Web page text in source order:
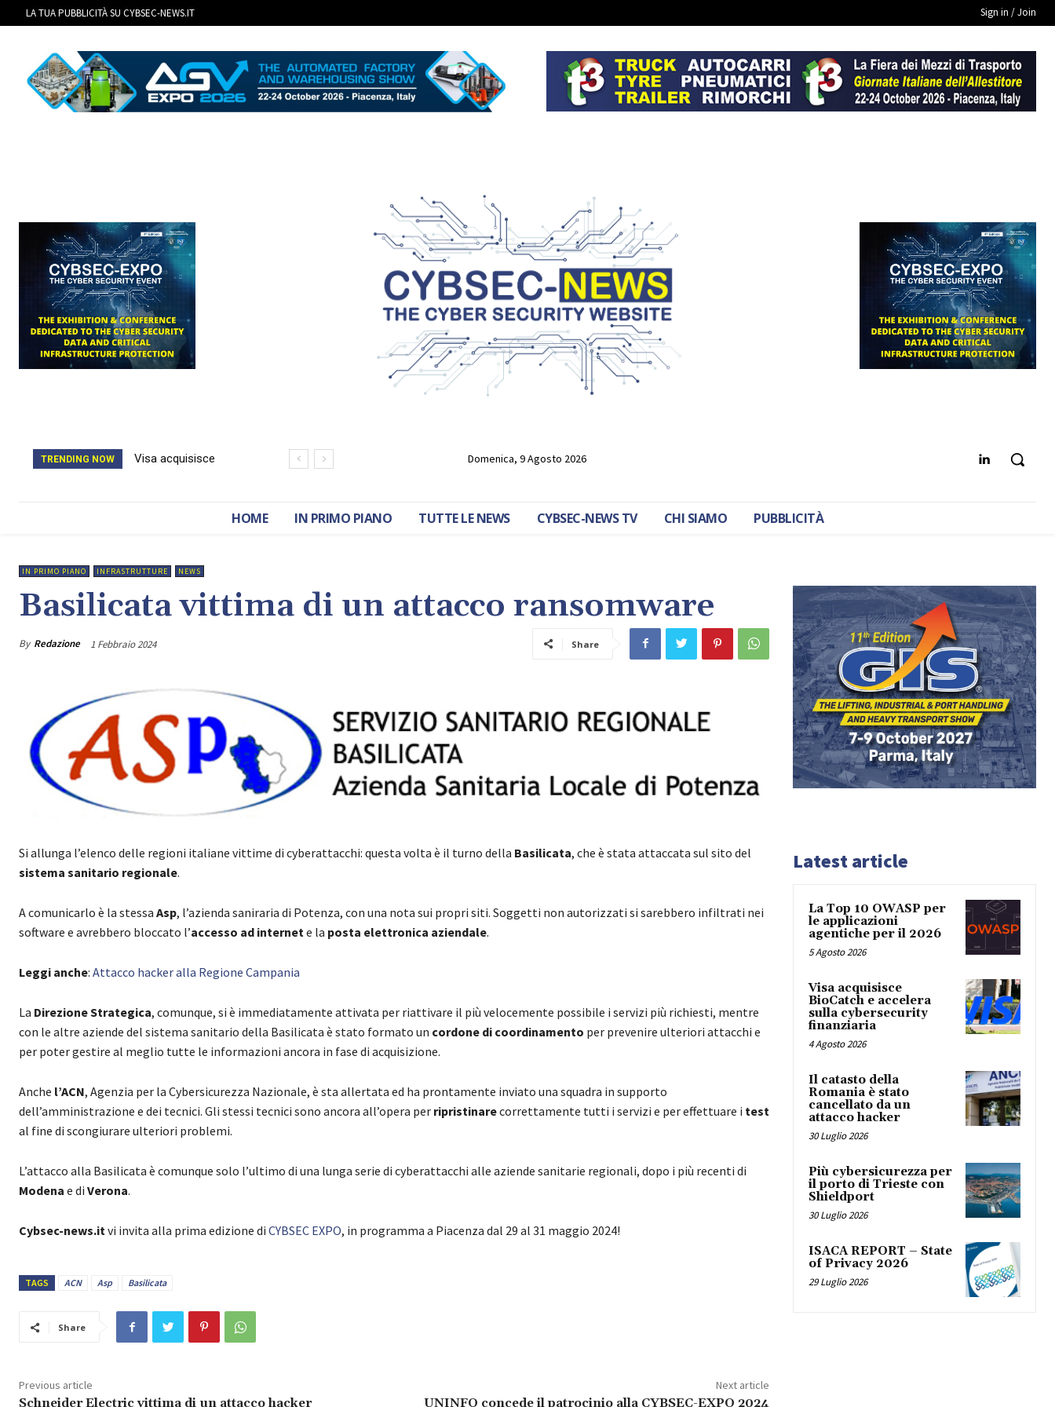
LA TUA PUBBLICITÀ SU CYBSEC-NEWS.IT Sign in / Join
TRENDING NOW
Visa acquisisce
Domenica, 9 Agosto 2026
HOME IN PRIMO PIANO TUTTE LE NEWS CYBSEC-NEWS TV CHI SIAMO PUBBLICITÀ
IN PRIMO PIANO INFRASTRUTTURE NEWS
Basilicata vittima di un attacco ransomware
By Redazione 1 Febbraio 2024 Share
Si allunga l’elenco delle regioni italiane vittime di cyberattacchi: questa volta è il turno della Basilicata, che è stata attaccata sul sito del
sistema sanitario regionale.
A comunicarlo è la stessa Asp, l’azienda saniraria di Potenza, con una nota sui propri siti. Soggetti non autorizzati si sarebbero infiltrati nei
software e avrebbero bloccato l’accesso ad internete la posta elettronica aziendale.
Leggi anche: Attacco hacker alla Regione Campania
La Direzione Strategica, comunque, si è immediatamente attivata per riattivare il più velocemente possibile i servizi più richiesti, mentre
con le altre aziende del sistema sanitario della Basilicata è stato formato un cordone di coordinamento per prevenire ulteriori attacchi e
per poter gestire al meglio tutte le informazioni ancora in fase di acquisizione.
Anche l’ACN, Agenzia per la Cybersicurezza Nazionale, è sta allertata ed ha prontamente inviato una squadra in supporto
dell’amministrazione e dei tecnici. Gli stessi tecnici sono ancora all’opera per ripristinarecorrettamente tutti i servizi e per effettuare i test
al fine di scongiurare ulteriori problemi.
L’attacco alla Basilicata è comunque solo l’ultimo di una lunga serie di cyberattacchi alle aziende sanitarie regionali, dopo i più recenti di
Modena e di Verona.
Cybsec-news.itvi invita alla prima edizione di CYBSEC EXPO, in programma a Piacenza dal 29 al 31 maggio 2024!
TAGS ACN Asp Basilicata
Share
Previous article
Schneider Electric vittima di un attacco hacker
Next article
UNINFO concede il patrocinio alla CYBSEC-EXPO 2024
Latest article
La Top 10 OWASP per
le applicazioni
agentiche per il 2026
5 Agosto 2026
Visa acquisisce
BioCatch e accelera
sulla cybersecurity
finanziaria
4 Agosto 2026
Il catasto della
Romania è stato
cancellato da un
attacco hacker
30 Luglio 2026
Più cybersicurezza per
il porto di Trieste con
Shieldport
30 Luglio 2026
ISACA REPORT – State
of Privacy 2026
29 Luglio 2026